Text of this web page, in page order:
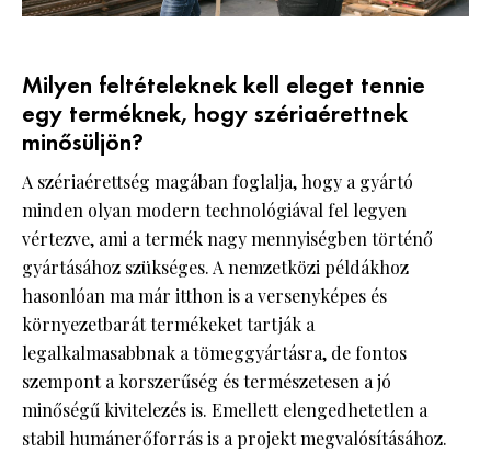
Milyen feltételeknek kell eleget tennie
egy terméknek, hogy szériaérettnek
minősüljön?
A szériaérettség magában foglalja, hogy a gyártó
minden olyan modern technológiával fel legyen
vértezve, ami a termék nagy mennyiségben történő
gyártásához szükséges. A nemzetközi példákhoz
hasonlóan ma már itthon is a versenyképes és
környezetbarát termékeket tartják a
legalkalmasabbnak a tömeggyártásra, de fontos
szempont a korszerűség és természetesen a jó
minőségű kivitelezés is. Emellett elengedhetetlen a
stabil humánerőforrás is a projekt megvalósításához.